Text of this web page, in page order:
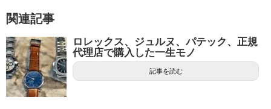
関連記事
ロレックス、ジュルヌ、パテック、正規
代理店で購入した一生モノ
記事を読む